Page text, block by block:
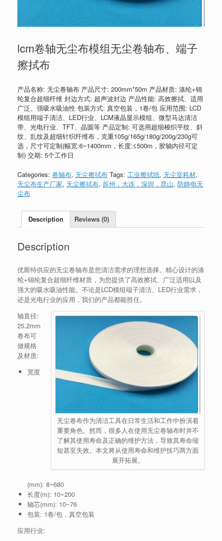
lcm卷轴无尘布模组无尘卷轴布、端子
擦拭布
产品名称: 无尘卷轴布 产品尺寸: 200mm*50m 产品材质: 涤纶+锦
纶复合超细纤维 封边方式: 超声波封边 产品性能: 高效擦拭、适用
广泛、强吸水吸油性 包装方式: 真空包装，1卷/包 应用范围: LCD
模组用端子清洁、LED行业、LCM液晶显示模组、微型马达清洁
带、光电行业、TFT、晶圆等 产品定制: 可选用超细梭织平纹、斜
纹、乱纹及超细针织纤维布，克重105g/165g/180g/200g/230g可
选，尺寸可定制(幅宽:6~1400mm，长度:≤500m，胶轴内径可定
制) 交期: 5个工作日
Categories: 卷轴布, 无尘擦拭布 Tags: 工业擦拭纸, 无尘室耗材,
无尘布生产厂家, 无尘擦拭布, 苏州，大连，深圳，昆山, 防静电无
尘布
Description Reviews (0)
Description
优斯特供应的无尘卷轴布是您清洁需求的理想选择。精心设计的涤
纶+锦纶复合超细纤维材质，为您提供了高效擦拭、广泛适用以及
强大的吸水吸油性能。不论是LCD模组端子清洁、LED行业需求，
还是光电行业的应用，我们的产品都能胜任。
无尘卷布作为清洁工具在日常生活和工作中扮演着
重要角色。然而，很多人在使用无尘卷轴布时并不
了解其使用寿命及正确的维护方法，导致其寿命缩
短甚至失效。本文将从使用寿命和维护技巧两方面
展开拓展。
轴直径:
25.2mm
卷布可
做规格
及材质:
宽度
(mm): 8~680
长度(m): 10~200
轴芯(mm): 10~76
包装: 1卷/包，真空包装
应用行业: